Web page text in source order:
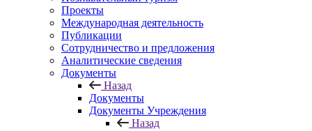
Проекты
Международная деятельность
Публикации
Сотрудничество и предложения
Аналитические сведения
Документы
Назад
Документы
Документы Учреждения
Назад